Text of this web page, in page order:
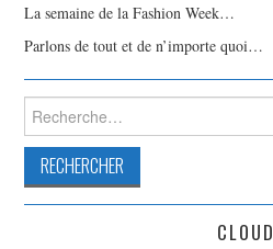
La semaine de la Fashion Week…
Parlons de tout et de n’importe quoi…
Rechercher :
CLOUD